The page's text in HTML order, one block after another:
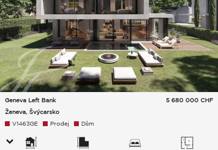
Geneva Left Bank
Ženeva, Švýcarsko
5 680 000 CHF
V1463GE Prodej Dům